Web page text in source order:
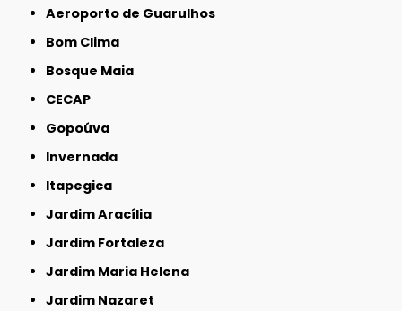
Aeroporto de Guarulhos
Bom Clima
Bosque Maia
CECAP
Gopoúva
Invernada
Itapegica
Jardim Aracília
Jardim Fortaleza
Jardim Maria Helena
Jardim Nazaret